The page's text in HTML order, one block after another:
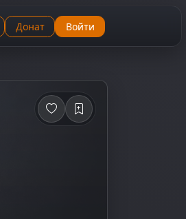
Донат Войти